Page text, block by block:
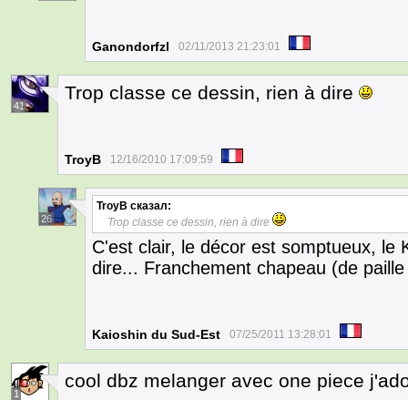
Ganondorfzl 02/11/2013 21:23:01
41
Trop classe ce dessin, rien à dire
TroyB 12/16/2010 17:09:59
26
TroyB сказал:
Trop classe ce dessin, rien à dire
C'est clair, le décor est somptueux, le
dire... Franchement chapeau (de
Kaioshin du Sud-Est 07/25/2011 13:28:01
1
cool dbz melanger avec one piece